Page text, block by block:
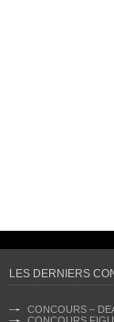
LES DERNIERS
CONCOURS –